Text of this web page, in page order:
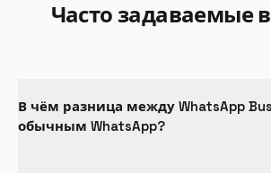
Часто задаваемые
В чём разница между WhatsApp
обычным WhatsApp?